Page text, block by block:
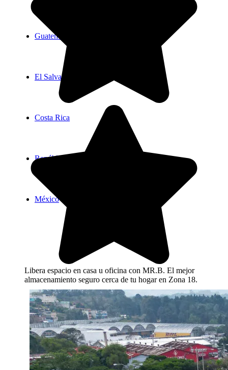
Guatemala
El Salvador
Costa Rica
República Dominicana
México
Libera espacio en casa u oficina con MR.B. El mejor
almacenamiento seguro cerca de tu hogar en Zona 18.